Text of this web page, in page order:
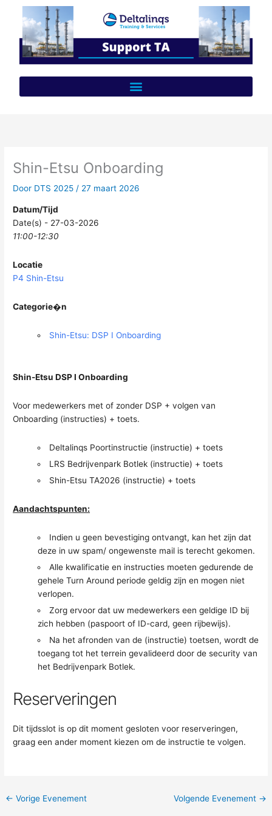
inhoud
Shin-Etsu Onboarding
Door DTS 2025 / 27 maart 2026
Datum/Tijd
Date(s) - 27-03-2026
11:00-12:30
Locatie
P4 Shin-Etsu
Categorie�n
Shin-Etsu: DSP I Onboarding
Shin-Etsu DSP I Onboarding
Voor medewerkers met of zonder DSP + volgen van
Onboarding (instructies) + toets.
Deltalinqs Poortinstructie (instructie) + toets
LRS Bedrijvenpark Botlek (instructie) + toets
Shin-Etsu TA2026 (instructie) + toets
Aandachtspunten:
Indien u geen bevestiging ontvangt, kan het zijn dat
deze in uw spam/ ongewenste mail is terecht gekomen.
Alle kwalificatie en instructies moeten gedurende de
gehele Turn Around periode geldig zijn en mogen niet
verlopen.
Zorg ervoor dat uw medewerkers een geldige ID bij
zich hebben (paspoort of ID-card, geen rijbewijs).
Na het afronden van de (instructie) toetsen, wordt de
toegang tot het terrein gevalideerd door de security van
het Bedrijvenpark Botlek.
Reserveringen
Dit tijdsslot is op dit moment gesloten voor reserveringen,
graag een ander moment kiezen om de instructie te volgen.
← Vorige Evenement Volgende Evenement →